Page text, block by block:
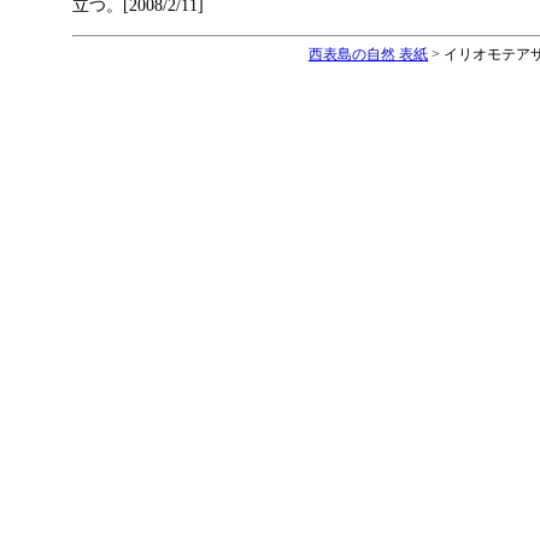
立つ。[2008/2/11]
西表島の自然 表紙 > イリオモテア